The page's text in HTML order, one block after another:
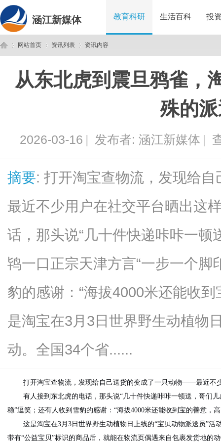
涵江新媒体 教育科研 生活百科 投
网站首页
›
资讯列表
›
资讯内容
从东北虎到震旦鸦雀，
殊的
2026-03-16 | 发布者: 涵江新媒体 |
摘要: 打开淘宝查物流，发现给
最近不少用户在社交平台晒出这
话，那头说“几十件快递咔咔一顿
鸨一口正宗天津方言“一步一个脚
豹的感谢：“海拔4000米还能收
是淘宝在3月3日世界野生动植物
动。全国34个省......
打开淘宝查物流，发现给自己送货的变成了一只动物——最近不
有人接到东北虎的电话，那头说“几十件快递咔咔一顿送，哥们
稳”逗笑；还有人收到雪豹的感谢：“海拔4000米还能收到宝的善意，
这是淘宝在3月3日世界野生动植物日上线的“宝贝动物派送员”
带有“公益宝贝”标识的商品后，就能在物流页偶遇来自包裹发货地的